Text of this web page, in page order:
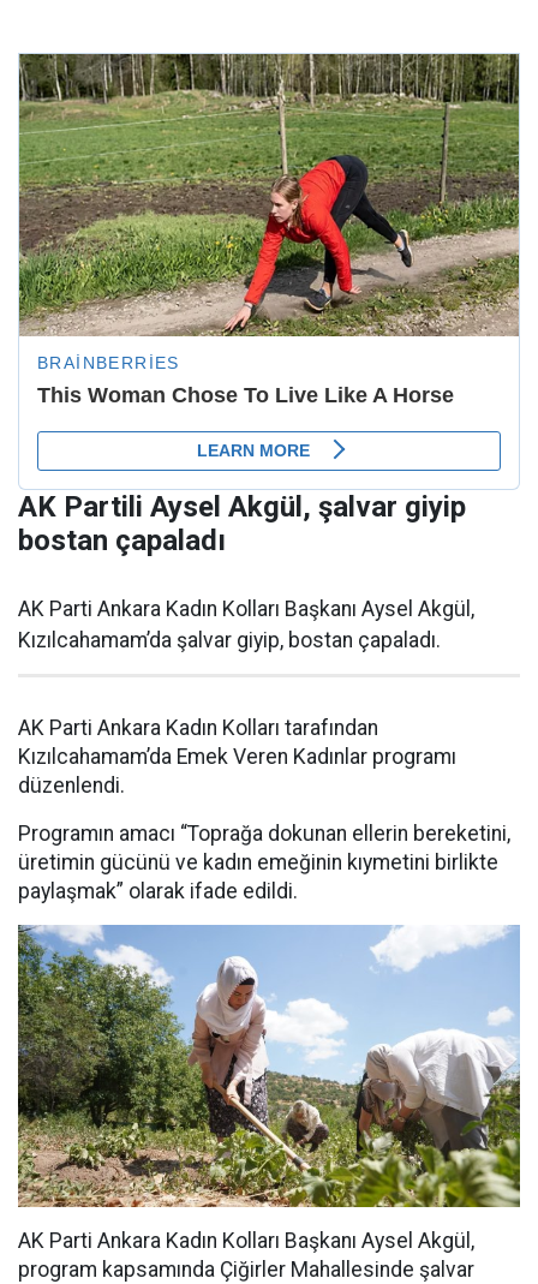
AK Partili Aysel Akgül, şalvar giyip
bostan çapaladı
AK Parti Ankara Kadın Kolları Başkanı Aysel Akgül,
Kızılcahamam’da şalvar giyip, bostan çapaladı.
AK Parti Ankara Kadın Kolları tarafından
Kızılcahamam’da Emek Veren Kadınlar programı
düzenlendi.
Programın amacı “Toprağa dokunan ellerin bereketini,
üretimin gücünü ve kadın emeğinin kıymetini birlikte
paylaşmak” olarak ifade edildi.
AK Parti Ankara Kadın Kolları Başkanı Aysel Akgül,
program kapsamında Çiğirler Mahallesinde şalvar